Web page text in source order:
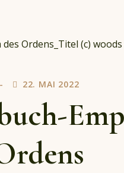
22. MAI 2022